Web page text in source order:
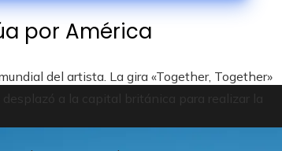
por América
del artista. La gira «Together, Together»
a la capital británica para realizar la